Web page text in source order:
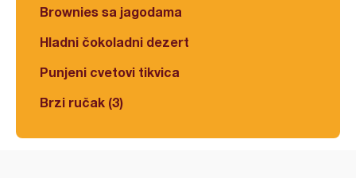
Brownies sa jagodama
Hladni čokoladni dezert
Punjeni cvetovi tikvica
Brzi ručak (3)